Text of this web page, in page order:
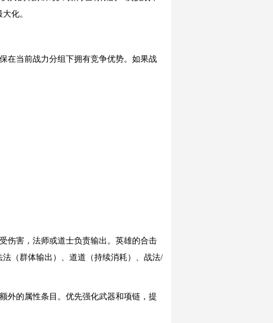
化。
在当前战力分组下拥有竞争优势。如果战
伤害，法师或道士负责输出。英雄的合击
（群体输出）、道道（持续消耗）、战法/
外的属性条目。优先强化武器和项链，提